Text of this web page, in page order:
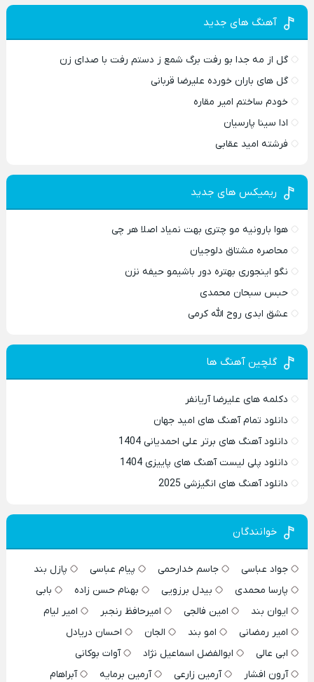
آهنگ های جدید
گل از مه جدا بو رفت برگ شمع ز دستم رفت با صدای زن
گل های باران خورده علیرضا قربانی
خودم ساختم امیر مقاره
ادا سینا پارسیان
فرشته امید عقابی
ریمیکس های جدید
هوا بارونیه مو چتری بهت نمیاد اصلا هر چی
محاصره مشتاق دلوجیان
نگو اینجوری بهتره دور باشیمو حیفه نزن
حبس سبحان محمدی
عشق ابدی روح الله کرمی
گلچین آهنگ ها
دکلمه های علیرضا آریانفر
دانلود تمام آهنگ های امید جهان
دانلود آهنگ های برتر علی احمدیانی 1404
دانلود پلی لیست آهنگ های پاییزی 1404
دانلود آهنگ های انگیزشی 2025
خوانندگان
جواد عباسی جاسم خدارحمی پیام عباسی
پازل بند
پارسا محمدی
بیدل برزویی بهنام حسن زاده
بابی
ایوان بند
امین فالجی امیرحافظ رنجبر
امیر لیام
امیر رمضانی
امو بند الجان
احسان دریادل
ابی عالی
ابوالفضل اسماعیل نژاد
آوات بوکانی
آرون افشار
آرمین زارعی آرمین برمایه
آبراهام